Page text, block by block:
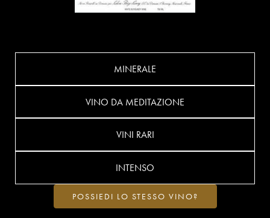
MINERALE
VINO DA MEDITAZIONE
VINI RARI
INTENSO
POSSIEDI LO STESSO VINO?